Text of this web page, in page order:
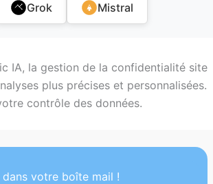
Grok Mistral
IA, la gestion de la confidentialité site
plus précises et personnalisées.
contrôle des données.
votre boîte mail !